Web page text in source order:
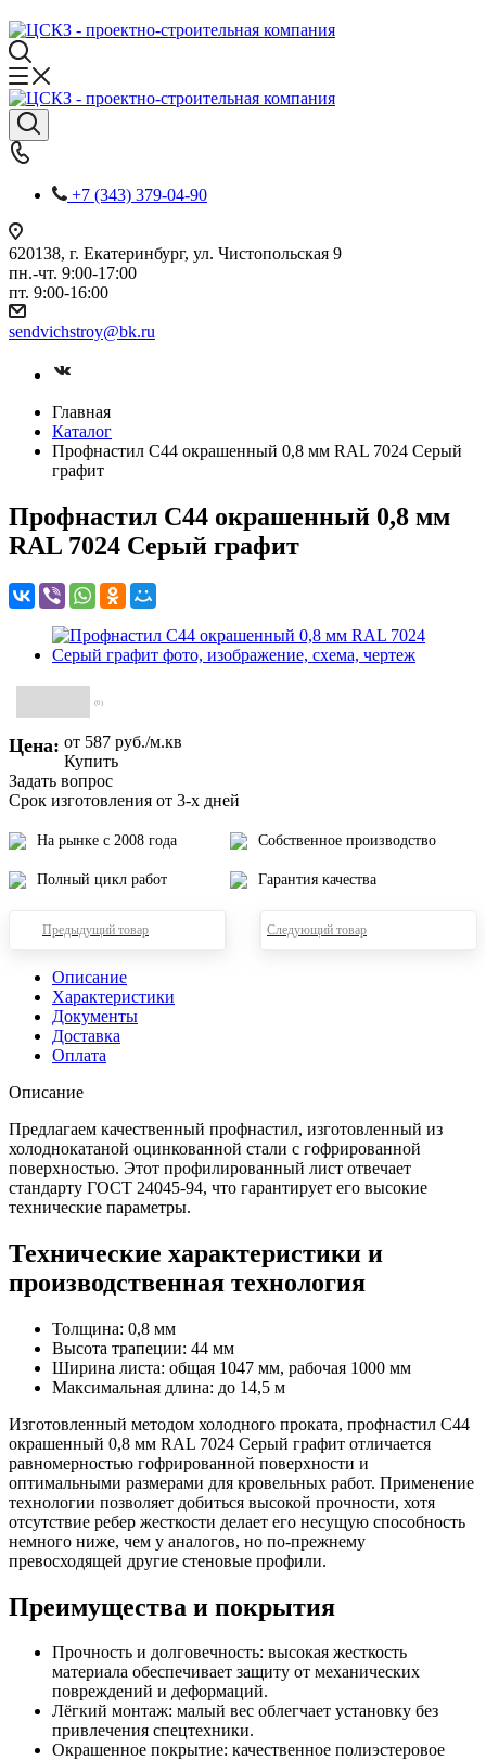
+7 (343) 379-04-90
620138, г. Екатеринбург, ул. Чистопольская 9
пн.-чт. 9:00-17:00
пт. 9:00-16:00
sendvichstroy@bk.ru
Главная
Каталог
Профнастил С44 окрашенный 0,8 мм RAL 7024 Серый
графит
Профнастил С44 окрашенный 0,8 мм
RAL 7024 Серый графит
(0)
Цена: от 587 руб./м.кв
Купить
Задать вопрос
Срок изготовления от 3-х дней
На рынке с 2008 года Собственное производство
Полный цикл работ Гарантия качества
Предыдущий товар Следующий товар
Описание
Характеристики
Документы
Доставка
Оплата
Описание
Предлагаем качественный профнастил, изготовленный из
холоднокатаной оцинкованной стали с гофрированной
поверхностью. Этот профилированный лист отвечает
стандарту ГОСТ 24045-94, что гарантирует его высокие
технические параметры.
Технические характеристики и
производственная технология
Толщина: 0,8 мм
Высота трапеции: 44 мм
Ширина листа: общая 1047 мм, рабочая 1000 мм
Максимальная длина: до 14,5 м
Изготовленный методом холодного проката, профнастил С44
окрашенный 0,8 мм RAL 7024 Серый графит отличается
равномерностью гофрированной поверхности и
оптимальными размерами для кровельных работ. Применение
технологии позволяет добиться высокой прочности, хотя
отсутствие ребер жесткости делает его несущую способность
немного ниже, чем у аналогов, но по-прежнему
превосходящей другие стеновые профили.
Преимущества и покрытия
Прочность и долговечность: высокая жесткость
материала обеспечивает защиту от механических
повреждений и деформаций.
Лёгкий монтаж: малый вес облегчает установку без
привлечения спецтехники.
Окрашенное покрытие: качественное полиэстеровое